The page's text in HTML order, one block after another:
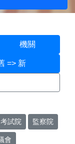
機關
=> 新
考試院 監察院
會